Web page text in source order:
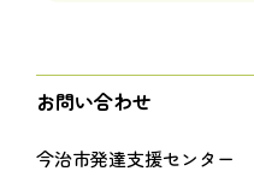
お問い合わせ
今治市発達支援センター